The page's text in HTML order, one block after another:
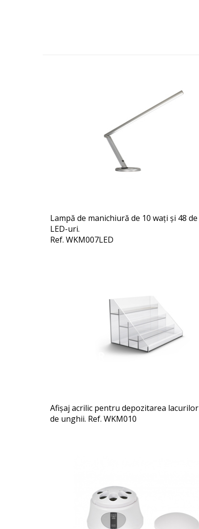
Lampă de manichiură de 10 wați și 48 de
LED-uri.
Ref. WKM007LED
Afișaj acrilic pentru depozitarea lacurilor
de unghii. Ref. WKM010